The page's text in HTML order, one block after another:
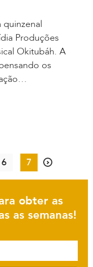
Produções
Okitubáh. A
os
6 7
obter as
as semanas!